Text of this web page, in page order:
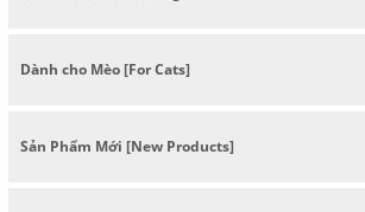
Dành cho Mèo [For Cats]
Sản Phẩm Mới [New Products]